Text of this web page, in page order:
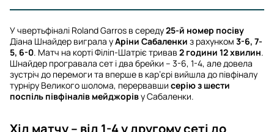
У чвертьфіналі Roland Garros в середу25-й номер посіву
Діана Шнайдер виграла уАріни Сабаленки з рахунком 3-6, 7-
5, 6-0. Матч на корті Філіп-Шатріє тривав 2 години 12 хвилин.
Шнайдер програвала сет і два брейки – 3-6, 1-4, але довела
зустріч до перемоги та вперше в кар’єрі вийшла до півфіналу
турніру Великого шолома, перервавши серію з шести
поспіль півфіналів мейджоріву Сабаленки.
Хід матчу – від 1-4 у другому сеті до